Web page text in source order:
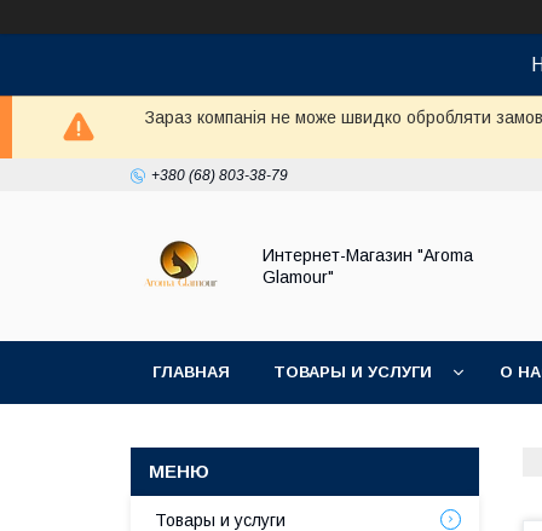
Зараз компанія не може швидко обробляти
+380 (68) 803-38-79
Интернет-Магазин "Aroma
Glamour"
ГЛАВНАЯ ТОВАРЫ И УСЛУГИ О
Товары и услуги